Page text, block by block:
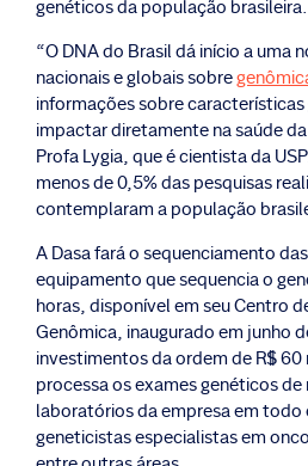
genéticos da população brasileira.
“O DNA do Brasil dá início a uma
nacionais e globais sobre
informações sobre
impactar diretamente na saúde
Profa Lygia, que é cientista da
menos de 0,5% das pesquisas
contemplaram a população
A Dasa fará o sequenciamento
equipamento que sequencia o
horas, disponível em seu Centro
Genômica, inaugurado em junho
investimentos da ordem de R$
processa os exames genéticos
laboratórios da empresa em todo
geneticistas especialistas em